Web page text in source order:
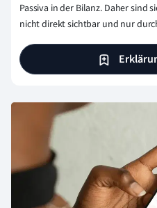
Passiva in der Bilanz. Daher sind
nicht direkt sichtbar und nur